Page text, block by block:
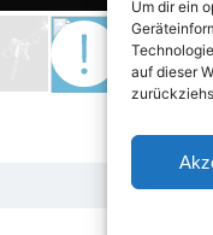
Um dir ein
auf dieser